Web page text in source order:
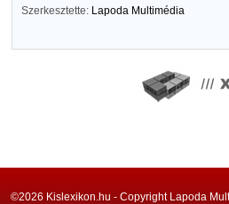
Szerkesztette: Lapoda Multimédia
©2026 Kislexikon.hu - Copyright Lapoda